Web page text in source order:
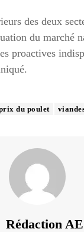
des deux
du marché
proactives
du poulet
Rédaction AE